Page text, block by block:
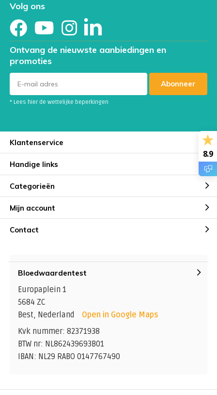
Volg ons
Ontvang de nieuwste aanbiedingen en
promoties
Abonneer
* Lees hier de wettelijke beperkingen
Klantenservice
Handige links
Categorieën
Mijn account
Contact
Bloedwaardentest
Europaplein 1
5684 ZC
Best, Nederland
Open in Google Maps
Kvk nummer: 82371938
BTW nr: NL862439693B01
IBAN: NL29 RABO 0147767490
8.9